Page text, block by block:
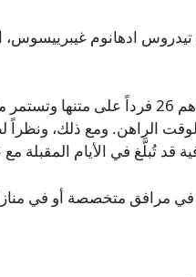
تيدروس ادهانوم
لا يزال القبطان وطاقم السفينة البالغ
الراهن. ومع ذلك، ونظراً
تُبلَّغ في الأيام المقبلة
مرافق متخصصة أو في